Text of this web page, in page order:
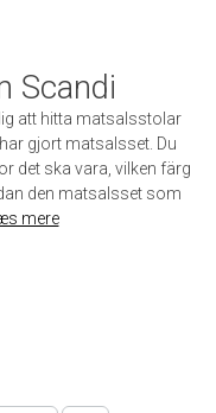
Scandi
att hitta matsalsstolar
gjort matsalsset. Du
det ska vara, vilken färg
den matsalsset som
mere